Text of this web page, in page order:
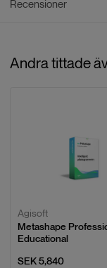
Recensioner
Andra tittade
Agisoft
Metashape
Educational
SEK 5,840